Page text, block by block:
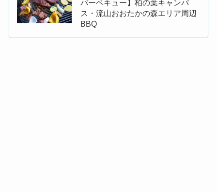
バーベキュー】柏の葉キャンパ
ス・流山おおたかの森エリア周辺
BBQ